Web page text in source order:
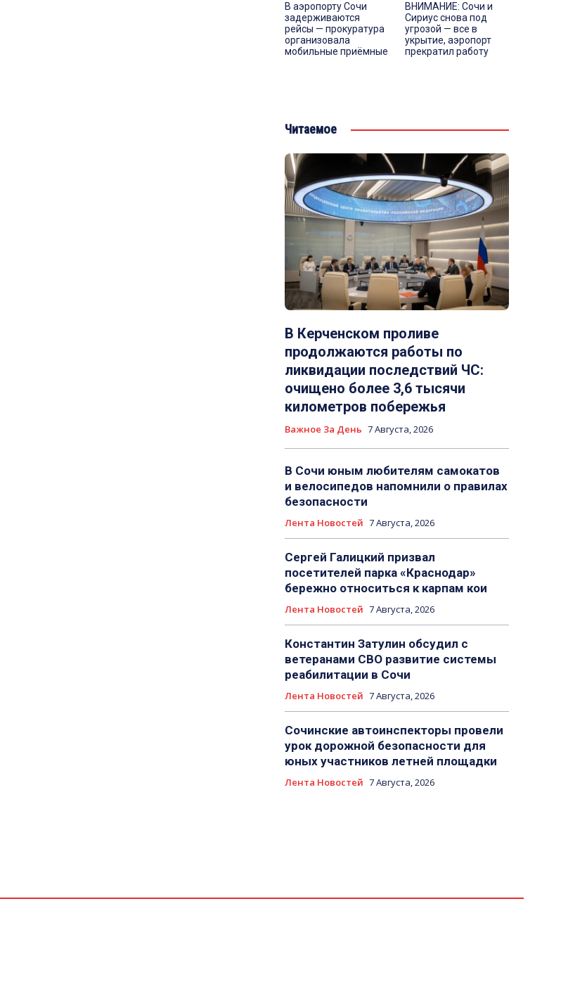
В аэропорту Сочи
задерживаются
рейсы — прокуратура
организовала
мобильные приёмные
ВНИМАНИЕ: Сочи и
Сириус снова под
угрозой — все в
укрытие, аэропорт
прекратил работу
Читаемое
В Керченском проливе
продолжаются работы по
ликвидации последствий ЧС:
очищено более 3,6 тысячи
километров побережья
Важное За День 7 Августа, 2026
В Сочи юным любителям самокатов
и велосипедов напомнили о правилах
безопасности
Лента Новостей 7 Августа, 2026
Сергей Галицкий призвал
посетителей парка «Краснодар»
бережно относиться к карпам кои
Лента Новостей 7 Августа, 2026
Константин Затулин обсудил с
ветеранами СВО развитие системы
реабилитации в Сочи
Лента Новостей 7 Августа, 2026
Сочинские автоинспекторы провели
урок дорожной безопасности для
юных участников летней площадки
Лента Новостей 7 Августа, 2026